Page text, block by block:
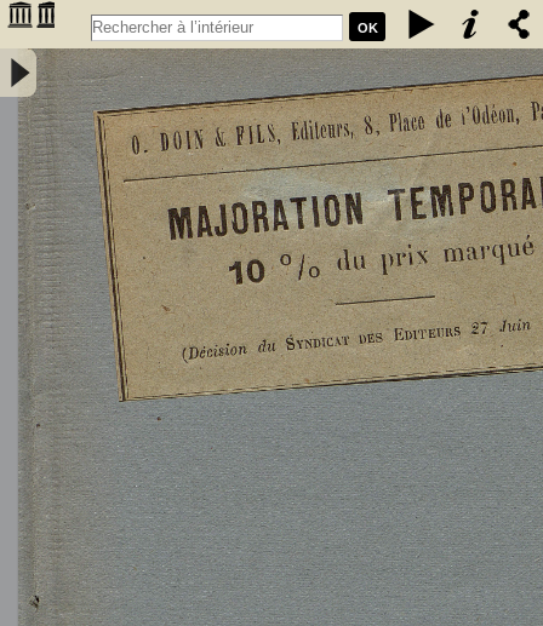
OK
L'Astronomie, observations, théorie et vulgarisation générale / par
Marcel Moye,... - Moye, Marcel (1873-1939). Auteur